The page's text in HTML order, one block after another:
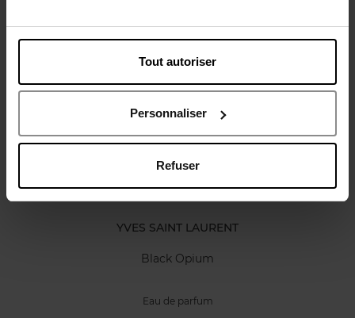
Tout autoriser
Personnaliser
Refuser
Avis client Politique relative aux avis des clients
YVES SAINT LAURENT
Black Opium
Eau de parfum